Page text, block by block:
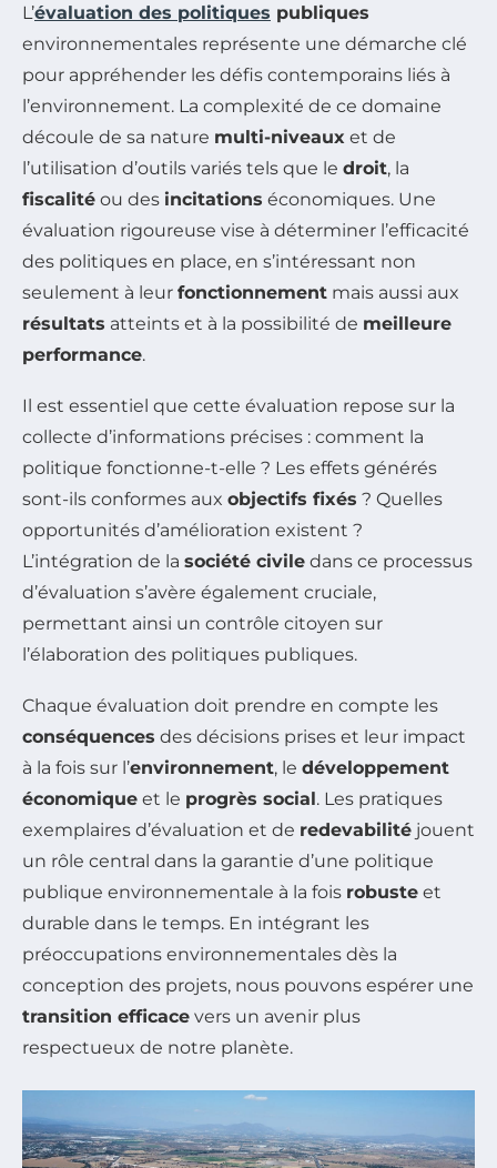
L’évaluation des politiques publiques
environnementales représente une démarche clé
pour appréhender les défis contemporains liés à
l’environnement. La complexité de ce domaine
découle de sa nature multi-niveaux et de
l’utilisation d’outils variés tels que le droit, la
fiscalité ou des incitations économiques. Une
évaluation rigoureuse vise à déterminer l’efficacité
des politiques en place, en s’intéressant non
seulement à leur fonctionnement mais aussi aux
résultats atteints et à la possibilité de meilleure
performance.
Il est essentiel que cette évaluation repose sur la
collecte d’informations précises : comment la
politique fonctionne-t-elle ? Les effets générés
sont-ils conformes aux objectifs fixés ? Quelles
opportunités d’amélioration existent ?
L’intégration de la société civile dans ce processus
d’évaluation s’avère également cruciale,
permettant ainsi un contrôle citoyen sur
l’élaboration des politiques publiques.
Chaque évaluation doit prendre en compte les
conséquences des décisions prises et leur impact
à la fois sur l’environnement, le développement
économique et le progrès social. Les pratiques
exemplaires d’évaluation et de redevabilité jouent
un rôle central dans la garantie d’une politique
publique environnementale à la fois robuste et
durable dans le temps. En intégrant les
préoccupations environnementales dès la
conception des projets, nous pouvons espérer une
transition efficace vers un avenir plus
respectueux de notre planète.